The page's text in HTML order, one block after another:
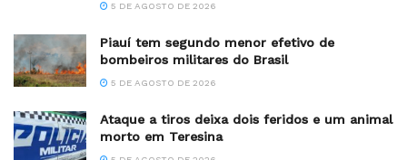
5 DE AGOSTO DE 2026
Piauí tem segundo menor efetivo de
bombeiros militares do Brasil
5 DE AGOSTO DE 2026
Ataque a tiros deixa dois feridos e um animal
morto em Teresina